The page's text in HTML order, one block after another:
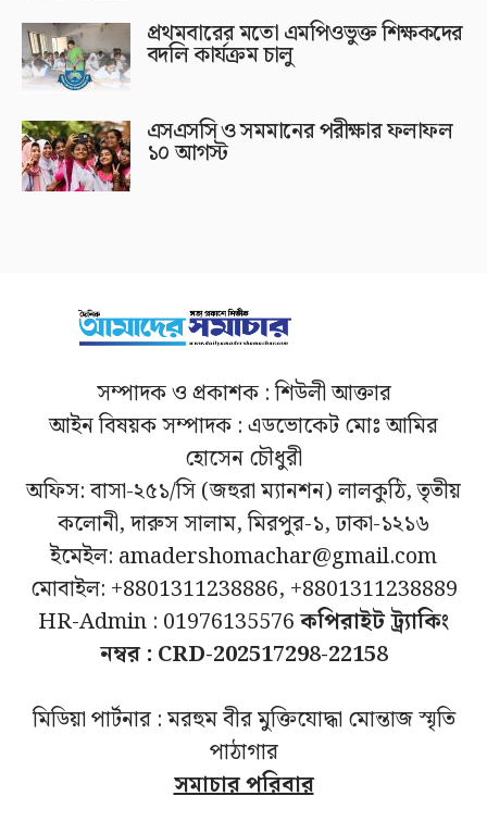
প্রথমবারের মতো এমপিওভুক্ত শিক্ষকদের
বদলি কার্যক্রম চালু
এসএসসি ও সমমানের পরীক্ষার ফলাফল
১০ আগস্ট
সম্পাদক ও প্রকাশক : শিউলী আক্তার
আইন বিষয়ক সম্পাদক : এডভোকেট মোঃ আমির
হোসেন চৌধুরী
অফিস: বাসা-২৫১/সি (জহুরা ম্যানশন) লালকুঠি, তৃতীয়
কলোনী, দারুস সালাম, মিরপুর-১, ঢাকা-১২১৬
ইমেইল: amadershomachar@gmail.com
মোবাইল: +8801311238886, +8801311238889
HR-Admin : 01976135576কপিরাইট ট্র্যাকিং
নম্বর : CRD-202517298-22158
মিডিয়া পার্টনার : মরহুম বীর মুক্তিযোদ্ধা মোন্তাজ স্মৃতি
পাঠাগার
সমাচার পরিবার